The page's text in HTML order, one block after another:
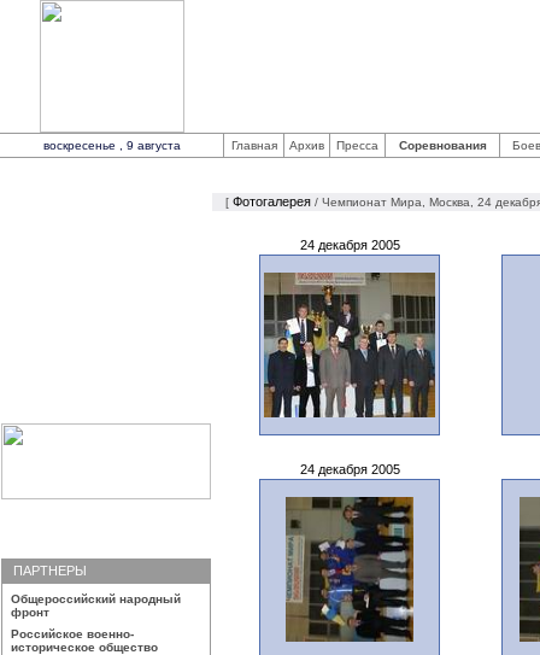
воскресенье , 9 августа Главная Архив Пресса Соревнования
ПАРТНЕРЫ
Общероссийский народный
фронт
Российское военно-
историческое общество
[ Фотогалерея / Чемпионат Мира, Москва, 24
24 декабря 2005
24 декабря 2005